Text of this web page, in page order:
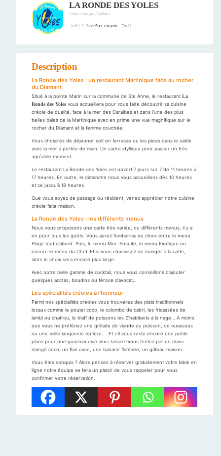
LA RONDE DES YOLES
Créole / Français /Grillades
5.0 / 1 AvisPrix moyen : 15 €
Description
La Ronde des Yoles : un restaurant Martinique face au rocher
du Diamant
Situé à la pointe Marin sur la commune de Ste Anne, le restaurant La
Ronde des Yoles vous accueillera pour vous faire découvrir sa cuisine
créole de qualité, face à la mer des Caraïbes et dans l’une des plus
belles baies de la Martinique avec en prime une vue magnifique sur le
rocher du Diamant et la femme couchée.
Vous choisirez de déjeuner soit en terrasse ou les pieds dans le sable
avec la mer à portée de main. Un cadre idyllique pour passer un très
agréable moment.
Le restaurant La Ronde des Yoles est ouvert 7 jours sur 7 de 11 heures à
17 heures. En outre, le dimanche nous vous accueillons dès 10 heures
et ce jusqu’à 18 heures.
Que vous soyez de passage ou résident, venez apprécier notre cuisine
créole faite maison.
La Ronde des Yoles : les différents menus
Nous vous proposons une carte très variée, ou différents menus, il y a
en pour tous les goûts. Vous aurez l’embarras du choix entre le menu
Plage tout d’abord. Puis, le menu Mer. Ensuite, le menu Exotique ou
encore le menu du Chef. Et si vous choisissez de manger à la carte,
alors le choix sera encore plus large.
Avec notre belle gamme de cocktail, nous vous conseillons d’ajouter
quelques accras, boudins ou féroce d’avocat…
Les spécialités créoles à l’honneur
Parmi nos spécialités créoles vous trouverez des plats traditionnels
locaux comme le poulet coco, le colombo de cabri, les fricassées de
lambi ou chatrou, le blaff de poissons les Z’habitants à la nage… A moins
que vous ne préfériez une grillade de viande ou poisson, de ouassous
ou une belle langouste entière…. Et s’il vous reste encore une petite
place pour une gourmandise alors laissez-vous tentez par un blanc
mangé coco, un flan coco, une banane flambée, un gâteau maison…
Vous êtes conquis ? Alors pensez à réserver gratuitement votre table en
ligne notre équipe se fera un plaisir de vous rappeler pour vous
confirmer votre réservation.